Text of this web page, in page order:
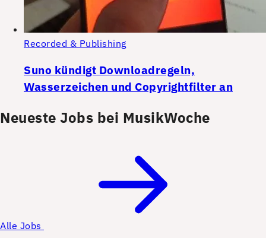
Recorded & Publishing
Suno kündigt Downloadregeln,
Wasserzeichen und Copyrightfilter an
Neueste Jobs bei MusikWoche
Alle Jobs